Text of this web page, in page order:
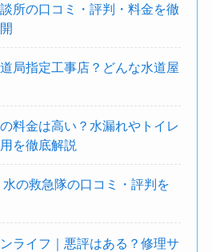
所の口コミ・評判・料金を徹
局指定工事店？どんな水道屋
料金は高い？水漏れやトイレ
を徹底解説
の救急隊の口コミ・評判を
ライフ｜悪評はある？修理サ